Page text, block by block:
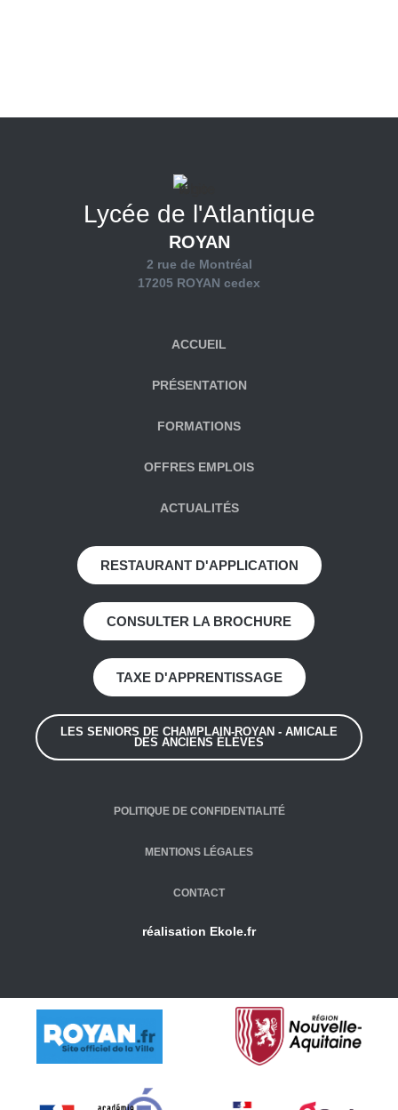
Lycée de l'Atlantique
ROYAN
2 rue de Montréal
17205 ROYAN cedex
ACCUEIL
PRÉSENTATION
FORMATIONS
OFFRES EMPLOIS
ACTUALITÉS
RESTAURANT D'APPLICATION
CONSULTER LA BROCHURE
TAXE D'APPRENTISSAGE
LES SENIORS DE CHAMPLAIN-ROYAN - AMICALE
DES ANCIENS ÉLÈVES
POLITIQUE DE CONFIDENTIALITÉ
MENTIONS LÉGALES
CONTACT
réalisation Ekole.fr